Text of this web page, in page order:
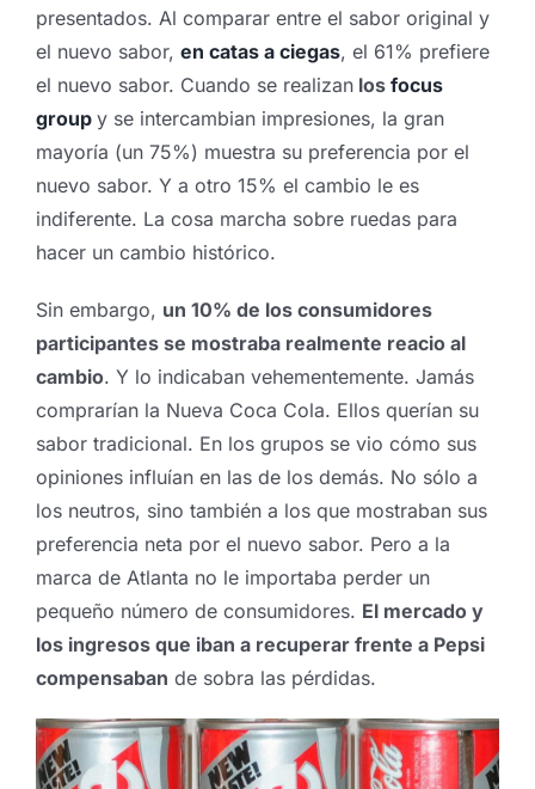
presentados. Al comparar entre el sabor original y
el nuevo sabor, en catas a ciegas, el 61% prefiere
el nuevo sabor. Cuando se realizanlos focus
group y se intercambian impresiones, la gran
mayoría (un 75%) muestra su preferencia por el
nuevo sabor. Y a otro 15% el cambio le es
indiferente. La cosa marcha sobre ruedas para
hacer un cambio histórico.
Sin embargo, un 10% de los consumidores
participantes se mostraba realmente reacio al
cambio. Y lo indicaban vehementemente. Jamás
comprarían la Nueva Coca Cola. Ellos querían su
sabor tradicional. En los grupos se vio cómo sus
opiniones influían en las de los demás. No sólo a
los neutros, sino también a los que mostraban sus
preferencia neta por el nuevo sabor. Pero a la
marca de Atlanta no le importaba perder un
pequeño número de consumidores. El mercado y
los ingresos que iban a recuperar frente a Pepsi
compensaban de sobra las pérdidas.